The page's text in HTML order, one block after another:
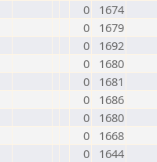
0
1674
0
1679
0
1692
0
1680
0
1681
0
1686
0
1680
0
1668
0
1644